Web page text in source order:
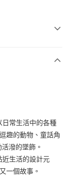
常生活中的各種
趣的動物、童話角
潑的墜飾。
生活的設計元
一個故事。